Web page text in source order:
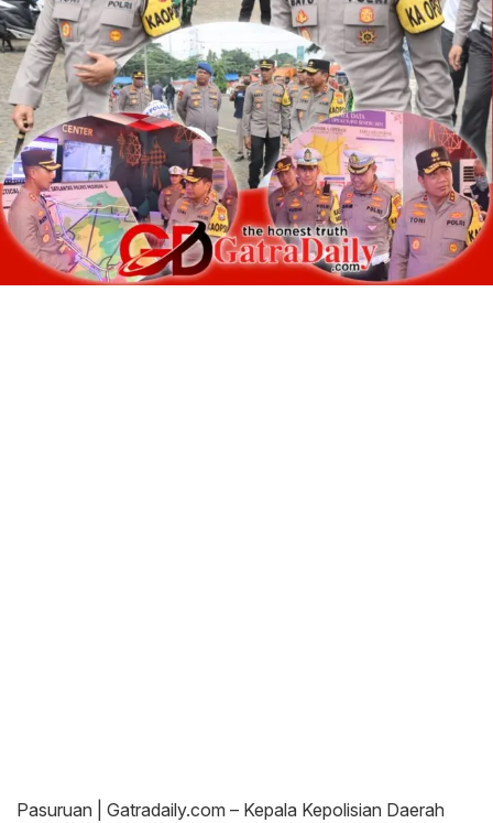
Pasuruan | Gatradaily.com – Kepala Kepolisian Daerah